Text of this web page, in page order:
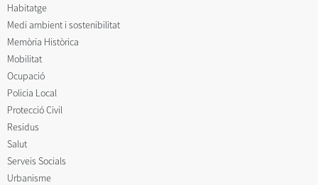
Habitatge
Medi ambient i sostenibilitat
Memòria Històrica
Mobilitat
Ocupació
Policia Local
Protecció Civil
Residus
Salut
Serveis Socials
Urbanisme